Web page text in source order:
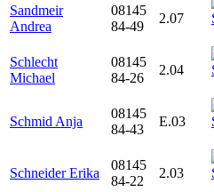
Sandmeir
Andrea
08145
84-49
2.07
Schlecht
Michael
08145
84-26
2.04
Schmid Anja
08145
84-43
E.03
Schneider Erika
08145
84-22
2.03